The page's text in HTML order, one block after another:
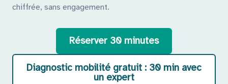
chiffrée, sans engagement.
Réserver 30 minutes
Diagnostic mobilité gratuit : 30 min avec
un expert